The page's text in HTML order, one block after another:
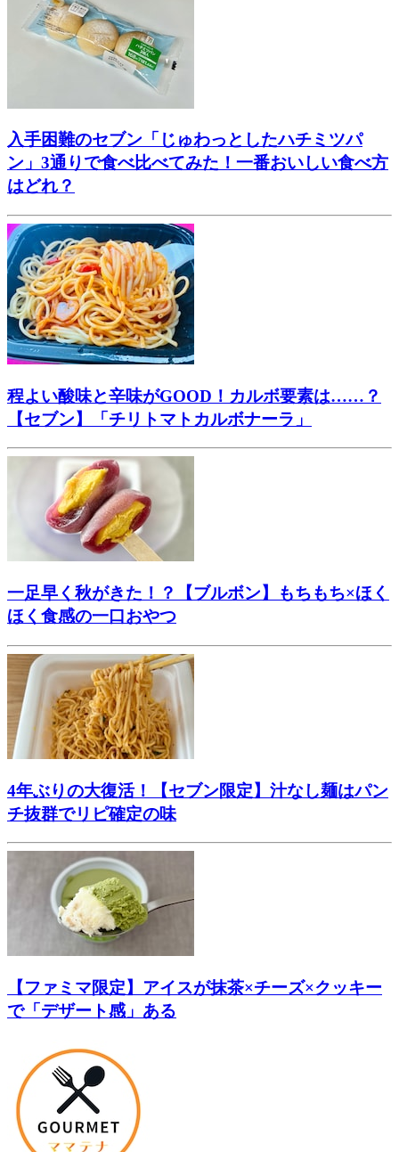
入手困難のセブン「じゅわっとしたハチミツパ
ン」3通りで食べ比べてみた！一番おいしい食べ方
はどれ？
程よい酸味と辛味がGOOD！カルボ要素は……？
【セブン】「チリトマトカルボナーラ」
一足早く秋がきた！？【ブルボン】もちもち×ほく
ほく食感の一口おやつ
4年ぶりの大復活！【セブン限定】汁なし麺はパン
チ抜群でリピ確定の味
【ファミマ限定】アイスが抹茶×チーズ×クッキー
で「デザート感」ある